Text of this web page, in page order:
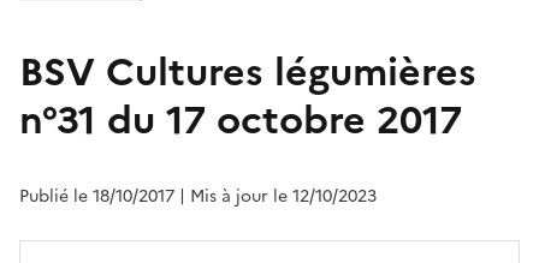
BSV Cultures légumières
n°31 du 17 octobre 2017
Publié le 18/10/2017 | Mis à jour le 12/10/2023